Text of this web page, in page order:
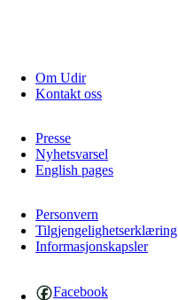
Om Udir
Kontakt oss
Presse
Nyhetsvarsel
English pages
Personvern
Tilgjengelighetserklæring
Informasjonskapsler
Facebook